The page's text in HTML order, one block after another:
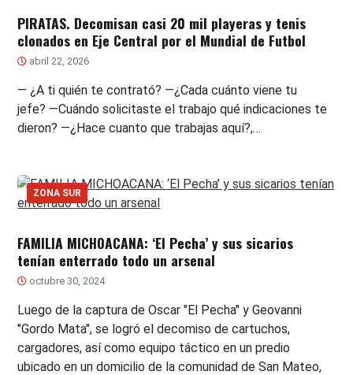
PIRATAS. Decomisan casi 20 mil playeras y tenis
clonados en Eje Central por el Mundial de Futbol
abril 22, 2026
— ¿A ti quién te contrató? —¿Cada cuánto viene tu
jefe? —Cuándo solicitaste el trabajo qué indicaciones te
dieron? —¿Hace cuanto que trabajas aquí?,…
ZONA SUR
FAMILIA MICHOACANA: ‘El Pecha’ y sus sicarios
tenían enterrado todo un arsenal
octubre 30, 2024
Luego de la captura de Oscar "El Pecha" y Geovanni
"Gordo Mata", se logró el decomiso de cartuchos,
cargadores, así como equipo táctico en un predio
ubicado en un domicilio de la comunidad de San Mateo,